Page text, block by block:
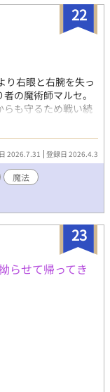
22
右眼と右腕を失っ
の魔術師マルセ。
らも守るため戦い続
地を守り続けてきた
ノアに一目惚れし、
と思うマルセ。 そん
＿＿ 短編集であげ
短編集の方とは少
た短編集に掲載中
楽しみください
2026.7.31 登録日 2026.4.3
魔法
23
らせて帰ってき